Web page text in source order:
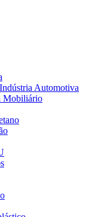
Automotiva
Mobiliário